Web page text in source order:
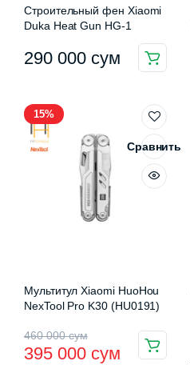
Строительный фен Xiaomi
Duka Heat Gun HG-1
290 000 сум
15%
Сравнить
Мультитул Xiaomi HuoHou
NexTool Pro K30 (HU0191)
460 000сум
Первоначальная
цена
395 000 сум
Текущая
цена: